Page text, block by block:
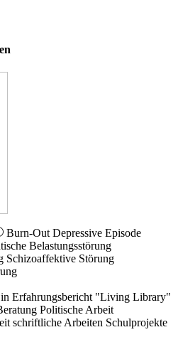
Burn-Out Depressive Episode
Belastungsstörung
Schizoaffektive Störung
Erfahrungsbericht "Living Library"
Politische Arbeit
schriftliche Arbeiten Schulprojekte